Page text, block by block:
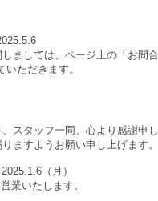
ましては、ページ上の「お問
ただきます。
スタッフ一同、心より感謝申
ますようお願い申し上げます
（月）
業いたします。